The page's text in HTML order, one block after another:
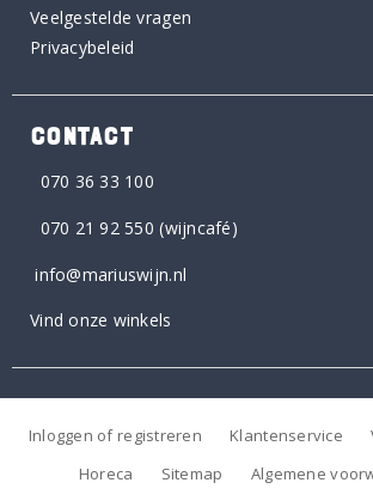
Veelgestelde vragen
Privacybeleid
CONTACT
070 36 33 100
070 21 92 550 (wijncafé)
info@mariuswijn.nl
Vind onze winkels
Inloggen of registreren Klantenservice
Horeca
Sitemap Algemene